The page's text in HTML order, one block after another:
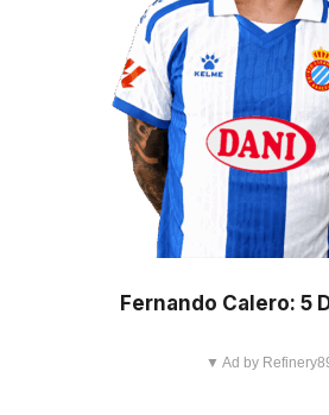
Fernando Calero: 5
▼ Ad by